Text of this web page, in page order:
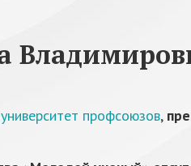
профсоюзов,